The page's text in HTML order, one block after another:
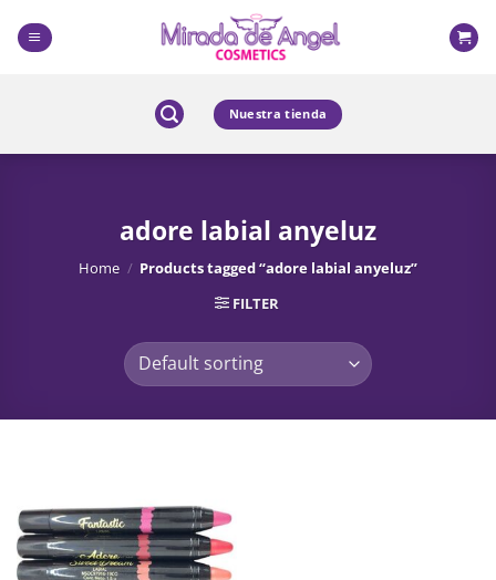
content
Nuestra tienda
adore labial anyeluz
Home / Products tagged “adore labial anyeluz”
FILTER